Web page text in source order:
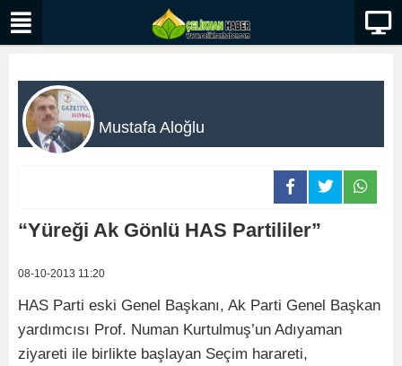
Mustafa Aloğlu
“Yüreği Ak Gönlü HAS Partililer”
08-10-2013 11:20
HAS Parti eski Genel Başkanı, Ak Parti Genel Başkan
yardımcısı Prof. Numan Kurtulmuş’un Adıyaman
ziyareti ile birlikte başlayan Seçim harareti,